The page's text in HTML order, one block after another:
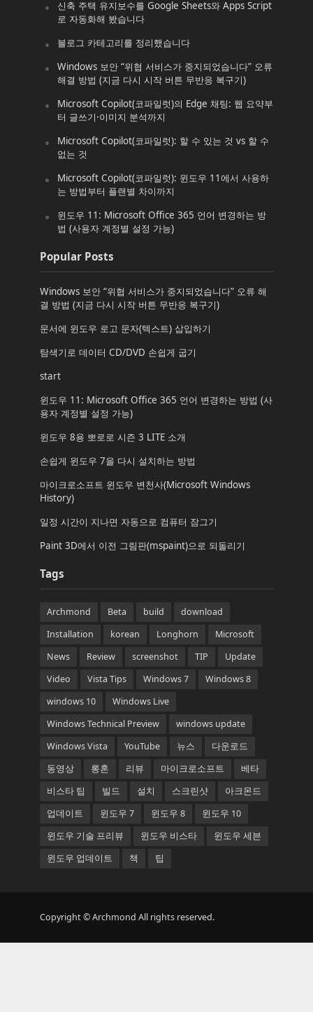
신축 주택 유지보수를 Google Sheets와 Apps Script
로 자동화해 봤습니다
블로그 카테고리를 정리했습니다
Windows 보안 “위협 서비스가 중지되었습니다” 오류
해결 방법 (지금 다시 시작 버튼 무반응 복구기)
Microsoft Copilot(코파일럿)의 Edge 채팅: 웹 요약부
터 글쓰기·이미지 분석까지
Microsoft Copilot(코파일럿): 할 수 있는 것 vs 할 수
없는 것
Microsoft Copilot(코파일럿): 윈도우 11에서 사용하
는 방법부터 플랜별 차이까지
윈도우 11: Microsoft Office 365 언어 변경하는 방
법 (사용자 계정별 설정 가능)
Popular Posts
Windows 보안 “위협 서비스가 중지되었습니다” 오류 해
결 방법 (지금 다시 시작 버튼 무반응 복구기)
문서에 윈도우 로고 문자(텍스트) 삽입하기
탐색기로 데이터 CD/DVD 손쉽게 굽기
start
윈도우 11: Microsoft Office 365 언어 변경하는 방법 (사
용자 계정별 설정 가능)
윈도우 8용 뽀로로 시즌 3 LITE 소개
손쉽게 윈도우 7을 다시 설치하는 방법
마이크로소프트 윈도우 변천사(Microsoft Windows
History)
일정 시간이 지나면 자동으로 컴퓨터 잠그기
Paint 3D에서 이전 그림판(mspaint)으로 되돌리기
Tags
Archmond Beta build
download
Installation
korean Longhorn
Microsoft
News
Review screenshot TIP
Update
Video
Vista Tips Windows 7
Windows 8
windows 10
Windows Live
Windows Technical Preview
windows update
Windows Vista
YouTube 뉴스
다운로드
동영상
롱혼 리뷰 마이크로소프트
베타
비스타 팁
빌드 설치 스크린샷
아크몬드
업데이트
윈도우 7 윈도우 8
윈도우 10
윈도우 기술 프리뷰
윈도우 비스타
윈도우 세븐
윈도우 업데이트
책 팁
Copyright © Archmond All rights reserved.